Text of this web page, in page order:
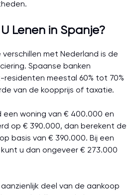
Lenen in Spanje?
met Nederland is de
Spaanse banken
meestal 60% tot 70%
van de koopprijs of taxatie.
een woning van € 400.000 en
op € 390.000, dan berekent de
basis van € 390.000. Bij een
kunt u dan ongeveer € 273.000
deel van de aankoop